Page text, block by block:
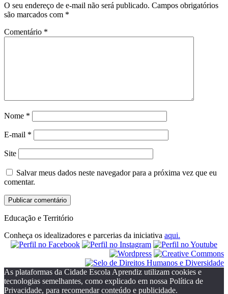
O seu endereço de e-mail não será publicado. Campos obrigatórios
são marcados com *
Comentário *
Nome *
E-mail *
Site
Salvar meus dados neste navegador para a próxima vez que eu
comentar.
Educação e Território
Conheça os idealizadores e parcerias da iniciativa aqui.
As plataformas da Cidade Escola Aprendiz utilizam cookies e
tecnologias semelhantes, como explicado em nossa Política de
Privacidade, para recomendar conteúdo e publicidade.